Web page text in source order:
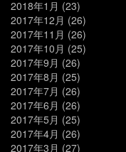
2018年1月 (23)
2017年12月 (26)
2017年11月 (26)
2017年10月 (25)
2017年9月 (26)
2017年8月 (25)
2017年7月 (26)
2017年6月 (26)
2017年5月 (25)
2017年4月 (26)
2017年3月 (27)